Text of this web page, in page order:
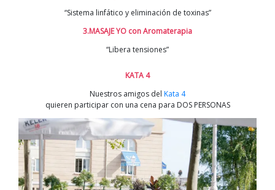
“Sistema linfático y eliminación de toxinas”
3.MASAJE YO con Aromaterapia
“Libera tensiones”
KATA 4
Nuestros amigos del Kata 4
quieren participar con una cena para DOS PERSONAS